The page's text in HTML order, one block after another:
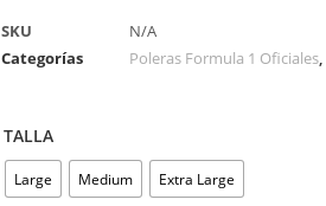
SKU
N/A
Categorías
Poleras Formula 1 Oficiales,
TALLA
Large Medium Extra Large